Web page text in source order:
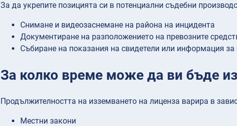
За да укрепите позицията си в потенциални съдебни
Снимане и видеозаснемане на района на инцидента
Документиране на разположението на превозните
Събиране на показания на свидетели или информация за
За колко време може да ви бъде
Продължителността на изземването на лиценза варира в
Местни закони